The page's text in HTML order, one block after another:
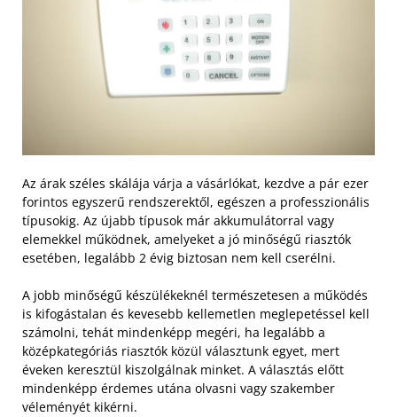
Az árak széles skálája várja a vásárlókat, kezdve a pár ezer
forintos egyszerű rendszerektől, egészen a professzionális
típusokig. Az újabb típusok már akkumulátorral vagy
elemekkel működnek, amelyeket a jó minőségű riasztók
esetében, legalább 2 évig biztosan nem kell cserélni.
A jobb minőségű készülékeknél természetesen a működés
is kifogástalan és kevesebb kellemetlen meglepetéssel kell
számolni, tehát mindenképp megéri, ha legalább a
középkategóriás riasztók közül választunk egyet, mert
éveken keresztül kiszolgálnak minket. A választás előtt
mindenképp érdemes utána olvasni vagy szakember
véleményét kikérni.